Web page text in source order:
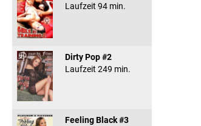
Laufzeit 94 min.
Dirty Pop #2
Laufzeit 249 min.
Feeling Black #3